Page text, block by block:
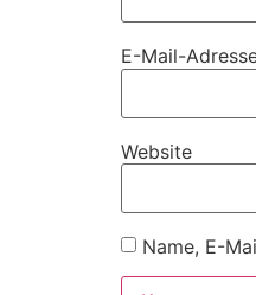
E-Mail-
Website
Name, E-